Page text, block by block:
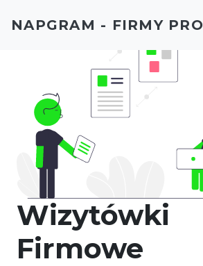
Wizytówki
Firmowe
NAPGRAM - FIRMY PRO